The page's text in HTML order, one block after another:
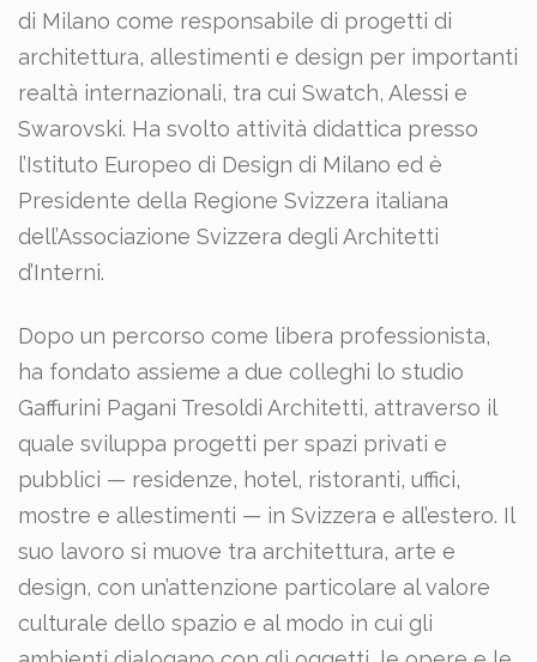
di Milano come responsabile di progetti di
architettura, allestimenti e design per importanti
realtà internazionali, tra cui Swatch, Alessi e
Swarovski. Ha svolto attività didattica presso
l’Istituto Europeo di Design di Milano ed è
Presidente della Regione Svizzera italiana
dell’Associazione Svizzera degli Architetti
d’Interni.
Dopo un percorso come libera professionista,
ha fondato assieme a due colleghi lo studio
Gaffurini Pagani Tresoldi Architetti, attraverso il
quale sviluppa progetti per spazi privati e
pubblici — residenze, hotel, ristoranti, uffici,
mostre e allestimenti — in Svizzera e all’estero. Il
suo lavoro si muove tra architettura, arte e
design, con un’attenzione particolare al valore
culturale dello spazio e al modo in cui gli